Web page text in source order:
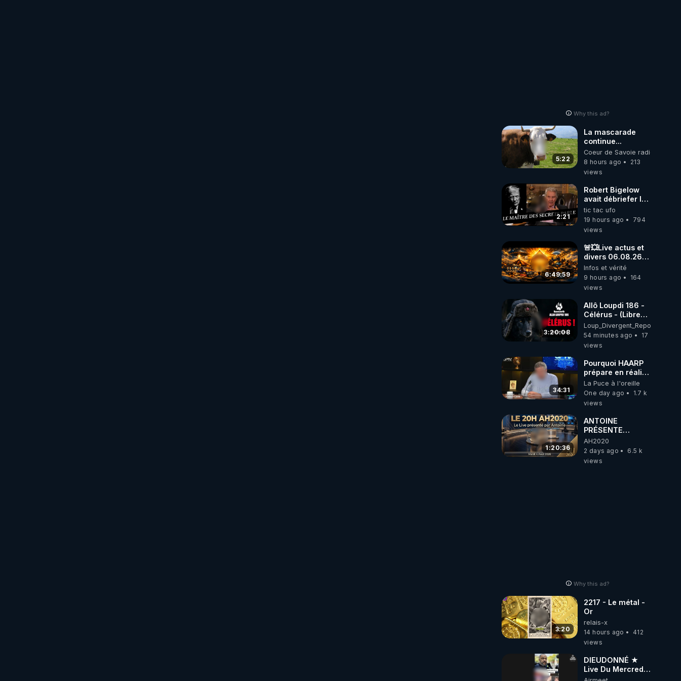
Why this ad?
5:22
La mascarade
continue...
Coeur de Savoie radioweb TV
8 hours ago
213
views
2:21
Robert Bigelow
avait débriefer le
pédophile
génocidaire de
donald j trump
tic tac ufo
19 hours ago
794
views
6:49:59
🚨💥Live actus et
divers 06.08.26💥
🚨
Infos et vérité
9 hours ago
164
views
3:20:08
Allô Loupdi 186 -
Célérus - (Libre
Antenne) - Loup
Divergent
2026.08.06
Loup_Divergent_Reposts
54 minutes ago
17
views
34:31
Pourquoi HAARP
prépare en réalité
un CHAOS
climatique, on
répond
La Puce à l'oreille
One day ago
1.7 k
views
1:20:36
ANTOINE
PRÉSENTE
AH2020 LE LIVE
20H ***DU
04/08/2026***
AH2020
2 days ago
6.5 k
views
Why this ad?
3:20
2217 - Le métal -
Or
relais-x
14 hours ago
412
views
DIEUDONNÉ ★
Live Du Mercredi
5 Août 2026